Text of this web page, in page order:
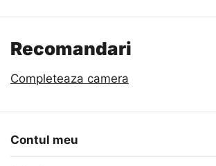
Recomandari
Completeaza camera
Contul meu